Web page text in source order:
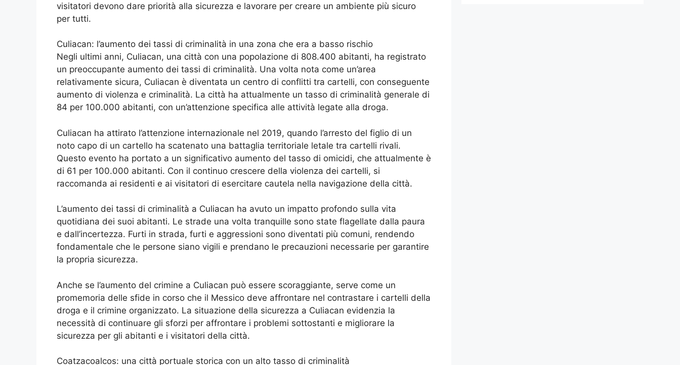
visitatori devono dare priorità alla sicurezza e lavorare per creare un ambiente più sicuro
per tutti.
Culiacan: l’aumento dei tassi di criminalità in una zona che era a basso rischio
Negli ultimi anni, Culiacan, una città con una popolazione di 808.400 abitanti, ha registrato
un preoccupante aumento dei tassi di criminalità. Una volta nota come un’area
relativamente sicura, Culiacan è diventata un centro di conflitti tra cartelli, con conseguente
aumento di violenza e criminalità. La città ha attualmente un tasso di criminalità generale di
84 per 100.000 abitanti, con un’attenzione specifica alle attività legate alla droga.
Culiacan ha attirato l’attenzione internazionale nel 2019, quando l’arresto del figlio di un
noto capo di un cartello ha scatenato una battaglia territoriale letale tra cartelli rivali.
Questo evento ha portato a un significativo aumento del tasso di omicidi, che attualmente è
di 61 per 100.000 abitanti. Con il continuo crescere della violenza dei cartelli, si
raccomanda ai residenti e ai visitatori di esercitare cautela nella navigazione della città.
L’aumento dei tassi di criminalità a Culiacan ha avuto un impatto profondo sulla vita
quotidiana dei suoi abitanti. Le strade una volta tranquille sono state flagellate dalla paura
e dall’incertezza. Furti in strada, furti e aggressioni sono diventati più comuni, rendendo
fondamentale che le persone siano vigili e prendano le precauzioni necessarie per garantire
la propria sicurezza.
Anche se l’aumento del crimine a Culiacan può essere scoraggiante, serve come un
promemoria delle sfide in corso che il Messico deve affrontare nel contrastare i cartelli della
droga e il crimine organizzato. La situazione della sicurezza a Culiacan evidenzia la
necessità di continuare gli sforzi per affrontare i problemi sottostanti e migliorare la
sicurezza per gli abitanti e i visitatori della città.
Coatzacoalcos: una città portuale storica con un alto tasso di criminalità